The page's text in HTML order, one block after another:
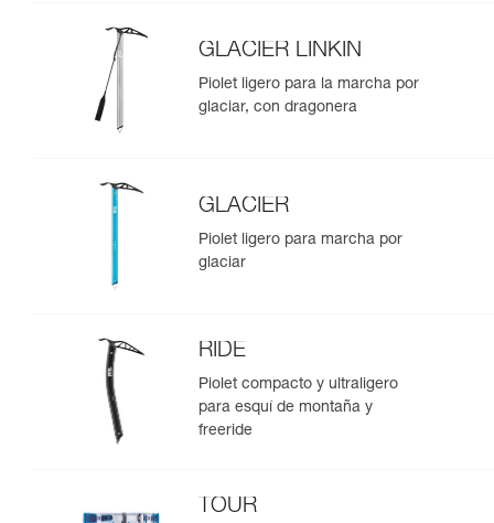
GLACIER LINKIN
Piolet ligero para la marcha por
glaciar, con dragonera
GLACIER
Piolet ligero para marcha por
glaciar
RIDE
Piolet compacto y ultraligero
para esquí de montaña y
freeride
TOUR